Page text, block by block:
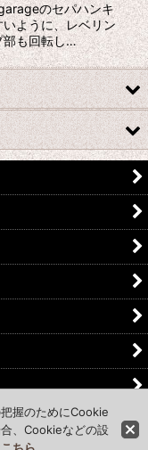
のセパハンキ
ように、レベリン
部も回転し…
握のためにCookie
、Cookieなどの設